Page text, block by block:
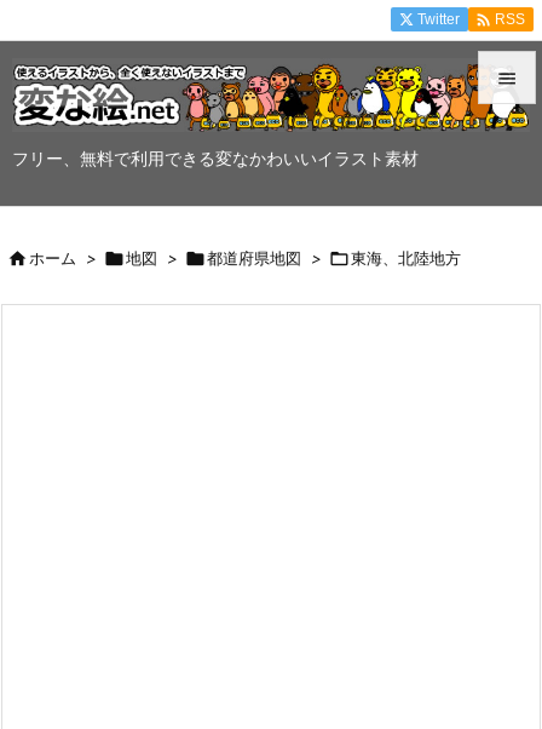
フリー、無料で利用できる変なかわいいイラスト素材


Twitter  RSS
ホーム > 地図 > 都道府県地図 > 東海、北陸地方